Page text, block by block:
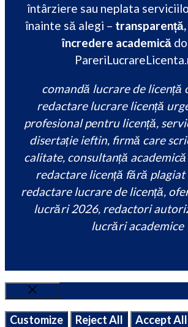
întârziere sau neplata
înainte să alegi –
încredere academică
comandă lucrare de licență
redactare lucrare licență
profesional pentru licență,
disertație ieftin, firmă care
calitate, consultanță
redactare licență fără plagiat
redactare lucrare de licență,
lucrări 2026, redactori
lucrări academice
Close
Customize
Reject All Accept All